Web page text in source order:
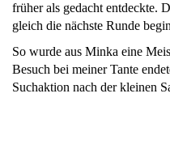
früher als gedacht entdeckte.
gleich die nächste Runde
So wurde aus Minka eine
Besuch bei meiner Tante
Suchaktion nach der kleinen